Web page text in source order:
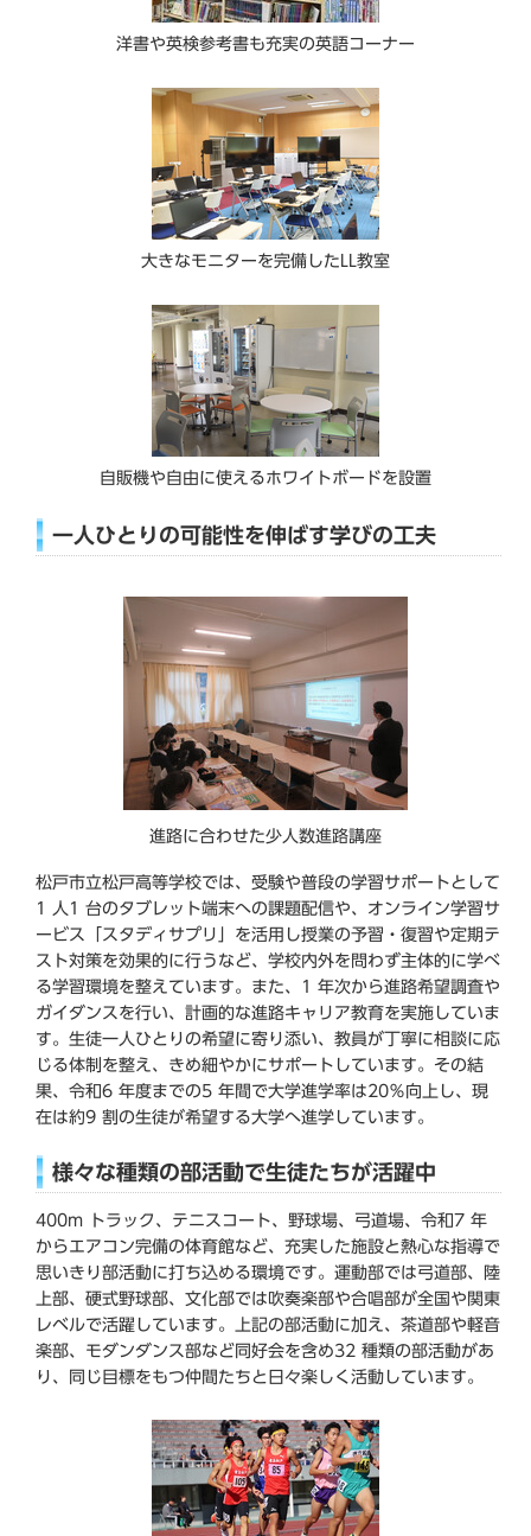
洋書や英検参考書も充実の英語コーナー
大きなモニターを完備したLL教室
自販機や自由に使えるホワイトボードを設置
一人ひとりの可能性を伸ばす学びの工夫
進路に合わせた少人数進路講座
松戸市立松戸高等学校では、受験や普段の学習サポートとして
1 人1 台のタブレット端末への課題配信や、オンライン学習サ
ービス「スタディサプリ」を活用し授業の予習・復習や定期テ
スト対策を効果的に行うなど、学校内外を問わず主体的に学べ
る学習環境を整えています。また、1 年次から進路希望調査や
ガイダンスを行い、計画的な進路キャリア教育を実施していま
す。生徒一人ひとりの希望に寄り添い、教員が丁寧に相談に応
じる体制を整え、きめ細やかにサポートしています。その結
果、令和6 年度までの5 年間で大学進学率は20％向上し、現
在は約9 割の生徒が希望する大学へ進学しています。
様々な種類の部活動で生徒たちが活躍中
400m トラック、テニスコート、野球場、弓道場、令和7 年
からエアコン完備の体育館など、充実した施設と熱心な指導で
思いきり部活動に打ち込める環境です。運動部では弓道部、陸
上部、硬式野球部、文化部では吹奏楽部や合唱部が全国や関東
レベルで活躍しています。上記の部活動に加え、茶道部や軽音
楽部、モダンダンス部など同好会を含め32 種類の部活動があ
り、同じ目標をもつ仲間たちと日々楽しく活動しています。